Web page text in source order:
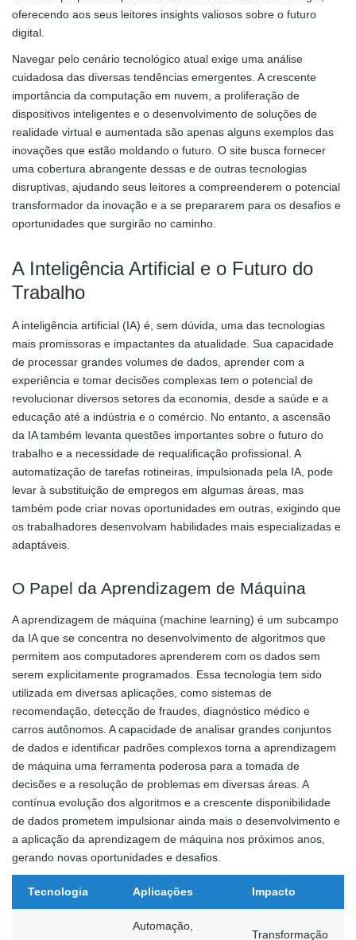
oferecendo aos seus leitores insights valiosos sobre o futuro
digital.
Navegar pelo cenário tecnológico atual exige uma análise
cuidadosa das diversas tendências emergentes. A crescente
importância da computação em nuvem, a proliferação de
dispositivos inteligentes e o desenvolvimento de soluções de
realidade virtual e aumentada são apenas alguns exemplos das
inovações que estão moldando o futuro. O site busca fornecer
uma cobertura abrangente dessas e de outras tecnologias
disruptivas, ajudando seus leitores a compreenderem o potencial
transformador da inovação e a se prepararem para os desafios e
oportunidades que surgirão no caminho.
A Inteligência Artificial e o Futuro do
Trabalho
A inteligência artificial (IA) é, sem dúvida, uma das tecnologias
mais promissoras e impactantes da atualidade. Sua capacidade
de processar grandes volumes de dados, aprender com a
experiência e tomar decisões complexas tem o potencial de
revolucionar diversos setores da economia, desde a saúde e a
educação até a indústria e o comércio. No entanto, a ascensão
da IA também levanta questões importantes sobre o futuro do
trabalho e a necessidade de requalificação profissional. A
automatização de tarefas rotineiras, impulsionada pela IA, pode
levar à substituição de empregos em algumas áreas, mas
também pode criar novas oportunidades em outras, exigindo que
os trabalhadores desenvolvam habilidades mais especializadas e
adaptáveis.
O Papel da Aprendizagem de Máquina
A aprendizagem de máquina (machine learning) é um subcampo
da IA que se concentra no desenvolvimento de algoritmos que
permitem aos computadores aprenderem com os dados sem
serem explicitamente programados. Essa tecnologia tem sido
utilizada em diversas aplicações, como sistemas de
recomendação, detecção de fraudes, diagnóstico médico e
carros autônomos. A capacidade de analisar grandes conjuntos
de dados e identificar padrões complexos torna a aprendizagem
de máquina uma ferramenta poderosa para a tomada de
decisões e a resolução de problemas em diversas áreas. A
contínua evolução dos algoritmos e a crescente disponibilidade
de dados prometem impulsionar ainda mais o desenvolvimento e
a aplicação da aprendizagem de máquina nos próximos anos,
gerando novas oportunidades e desafios.
Tecnologia Aplicações Impacto
Automação,
Transformação